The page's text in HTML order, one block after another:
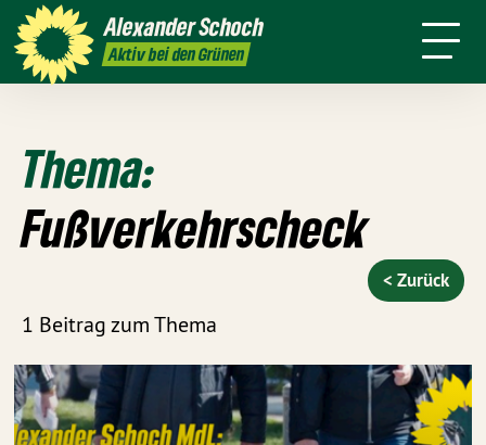
AlexanderSchoch
Aktiv bei den Grünen
Pressemitteilungen
danach
Thema:
Fußverkehrscheck
1 Beitrag zum Thema
< Zurück